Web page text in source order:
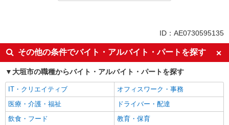
交通費支給
社会保険あり
産休・育休取得実績あり
ID：AE0730595135
その他の条件でバイト・アルバイト・パートを探す
大垣市の職種からバイト・アルバイト・パートを探す
IT・クリエイティブ
オフィスワーク・事務
医療・介護・福祉
ドライバー・配達
飲食・フード
教育・保育